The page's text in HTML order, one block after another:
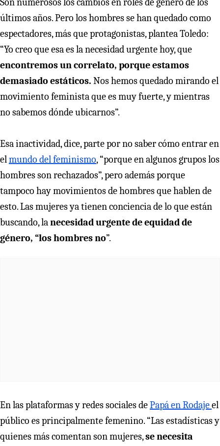
Son numerosos los cambios en roles de género de los
últimos años. Pero los hombres se han quedado como
espectadores, más que protagonistas, plantea Toledo:
“Yo creo que esa es la necesidad urgente hoy, que
encontremos un correlato, porque estamos
demasiado estáticos. Nos hemos quedado mirando el
movimiento feminista que es muy fuerte, y mientras
no sabemos dónde ubicarnos”.
Esa inactividad, dice, parte por no saber cómo entrar en
elmundo del feminismo, “porque en algunos grupos los
hombres son rechazados”, pero además porque
tampoco hay movimientos de hombres que hablen de
esto. Las mujeres ya tienen conciencia de lo que están
buscando, lanecesidad urgente de equidad de
género, “los hombres no”.
En las plataformas y redes sociales dePapá en Rodajeel
público es principalmente femenino. “Las estadísticas y
quienes más comentan son mujeres,se necesita